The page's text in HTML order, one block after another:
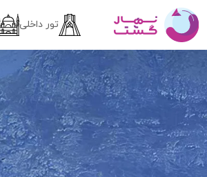
تور داخلی